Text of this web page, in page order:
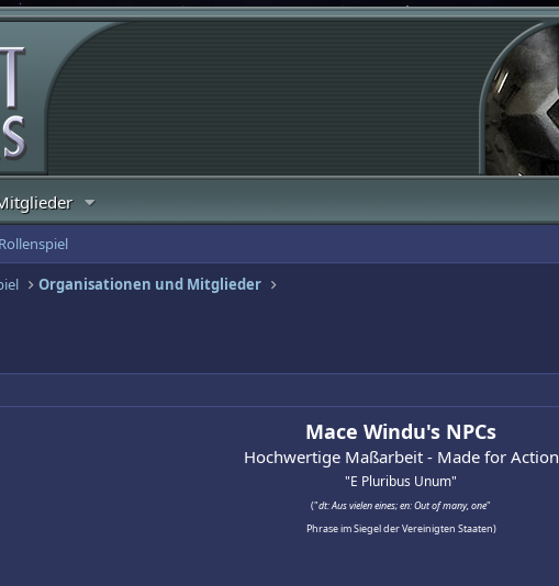
Organisationen und Mitglieder
Mace Windu's NPCs
Hochwertige Maßarbeit - Made for Action
"E Pluribus Unum"
("dt: Aus vielen eines; en: Out of many, one"
Phrase im Siegel der Vereinigten Staaten)